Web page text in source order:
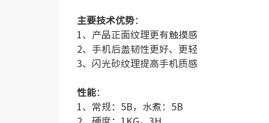
主要技术优势：
1、产品正面纹理更有触摸感
2、手机后盖韧性更好、更轻
3、闪光砂纹理提高手机质感
性能：
1、常规：5B，水煮：5B